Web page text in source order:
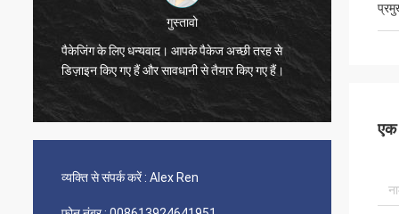
विजेता
धन्यवाद, ज़ो।
व्यक्ति से संपर्क करें : Alex Ren
एक